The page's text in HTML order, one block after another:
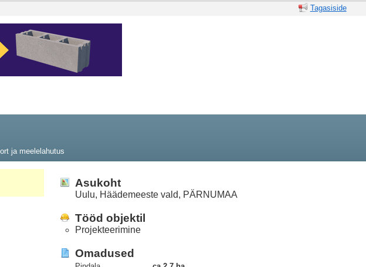
Tagasiside
ja meelelahutus
Asukoht
Uulu, Häädemeeste vald, PÄRNUMAA
Tööd objektil
Projekteerimine
Omadused